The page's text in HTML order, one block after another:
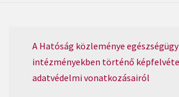
A Hatóság közleménye
intézményekben történő
adatvédelmi vonatkozásairól